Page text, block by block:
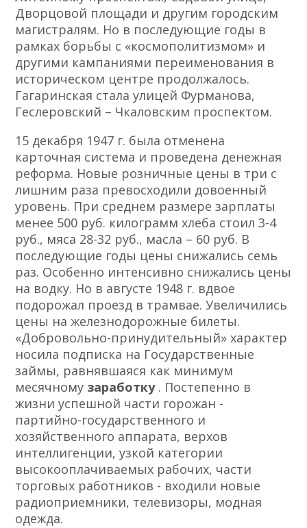
Дворцовой площади и другим городским
магистралям. Но в последующие годы в
рамках борьбы с «космополитизмом» и
другими кампаниями переименования в
историческом центре продолжалось.
Гагаринская стала улицей Фурманова,
Геслеровский – Чкаловским проспектом.
15 декабря 1947 г. была отменена
карточная система и проведена денежная
реформа. Новые розничные цены в три с
лишним раза превосходили довоенный
уровень. При среднем размере зарплаты
менее 500 руб. килограмм хлеба стоил 3-4
руб., мяса 28-32 руб., масла – 60 руб. В
последующие годы цены снижались семь
раз. Особенно интенсивно снижались цены
на водку. Но в августе 1948 г. вдвое
подорожал проезд в трамвае. Увеличились
цены на железнодорожные билеты.
«Добровольно-принудительный» характер
носила подписка на Государственные
займы, равнявшаяся как минимум
месячному заработку . Постепенно в
жизни успешной части горожан -
партийно-государственного и
хозяйственного аппарата, верхов
интеллигенции, узкой категории
высокооплачиваемых рабочих, части
торговых работников - входили новые
радиоприемники, телевизоры, модная
одежда.